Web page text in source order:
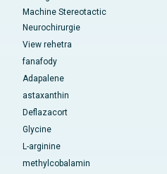
Machine Stereotactic
Neurochirurgie
View rehetra
fanafody
Adapalene
astaxanthin
Deflazacort
Glycine
L-arginine
methylcobalamin